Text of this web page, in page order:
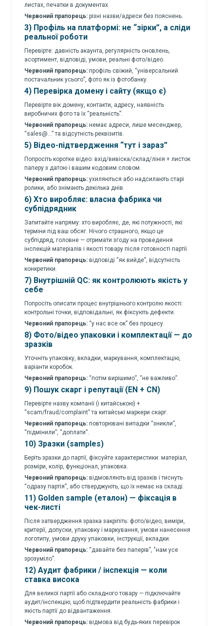
листах, печатки в документах.
Червоний прапорець: різні назви/адреси без пояснень.
3) Профіль на платформі: не “зірки”, а сліди
реальної роботи
Перевірте: давність акаунта, регулярність оновлень,
асортимент, відповіді, умови, реальні фото/відео.
Червоний прапорець: профіль свіжий, “універсальний
постачальник усього”, фото як із фотобанку.
4) Перевірка домену і сайту (якщо є)
Перевірте вік домену, контакти, адресу, наявність
виробничих фото та їх “реальність”.
Червоний прапорець: немає адреси, лише месенджер,
“sales@…” та відсутність реквізитів.
5) Відео-підтвердження “тут і зараз”
Попросіть коротке відео: вхід/вивіска/склад/лінія + листок
паперу з датою і вашим кодовим словом.
Червоний прапорець: ухиляються або надсилають старі
ролики, або знімають декілька днів.
6) Хто виробляє: власна фабрика чи
субпідрядник
Запитайте напряму: хто виробляє, де, які потужності, які
терміни під ваш обсяг. Нічого страшного, якщо це
субпідряд, головне — отримати згоду на проведення
інспекцій матеріалів і якості товару після готовності партії.
Червоний прапорець: відповіді “як вийде”, відсутність
конкретики.
7) Внутрішній QC: як контролюють якість у
себе
Попросіть описати процес внутрішнього контролю якості:
контрольні точки, відповідальні, як фіксують дефекти.
Червоний прапорець: “у нас все ок” без процесу.
8) Фото/відео упаковки і комплектації — до
зразків
Уточніть упаковку, вкладки, маркування, комплектацію,
варіанти коробок.
Червоний прапорець: “потім вирішимо”, “не важливо”.
9) Пошук скарг і репутації (EN + CN)
Перевірте назву компанії (і китайською) +
“scam/fraud/complaint” та китайські маркери скарг.
Червоний прапорець: повторювані випадки “зникли”,
“підмінили”, “доплати”.
10) Зразки (samples)
Беріть зразки до партії, фіксуйте характеристики: матеріал,
розміри, колір, функціонал, упаковка.
Червоний прапорець: відмовляють від зразків і тиснуть
“одразу партія”, або стверджують, що їх немає на складі.
11) Golden sample (еталон) — фіксація в
чек-листі
Після затвердження зразка закріпіть: фото/відео, виміри,
критерії, допуски, упаковку і маркування, умови нанесення
логотипу, умови друку упаковки, інструкції, вкладки.
Червоний прапорець: “давайте без паперів”, "нам усе
зрозуміло".
12) Аудит фабрики / інспекція — коли
ставка висока
Для великої партії або складного товару — підключайте
аудит/інспекцію, щоб підтвердити реальність фабрики і
якість партії до відвантаження.
Червоний прапорець: відмова від будь-яких перевірок